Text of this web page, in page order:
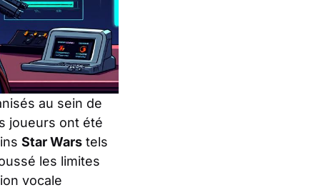
au sein de
joueurs ont été
Star Wars tels
les limites
vocale